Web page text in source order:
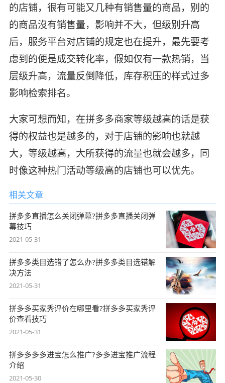
的店铺，很有可能又几种有销售量的商品，别的
的商品沒有销售量，影响并不大，但级别升高
后，服务平台对店铺的规定也在提升，最先要考
虑到的便是成交转化率，假如仅有一款热销，当
层级升高，流量反倒降低，库存积压的样式过多
影响检索排名。
大家可想而知，在拼多多商家等级越高的话是获
得的权益也是越多的，对于店铺的影响也就越
大，等级越高，大所获得的流量也就会越多，同
时像这种热门活动等级高的店铺也可以优先。
相关文章
拼多多直播怎么关闭弹幕?拼多多直播关闭弹
幕技巧
2021-05-31
拼多多类目选错了怎么办?拼多多类目选错解
决方法
2021-05-31
拼多多买家秀评价在哪里看?拼多多买家秀评
价查看技巧
2021-05-31
拼多多多多进宝怎么推广?多多进宝推广流程
介绍
2021-05-30